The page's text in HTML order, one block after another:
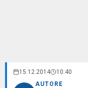
15.12.2014 10:40
AUTORE